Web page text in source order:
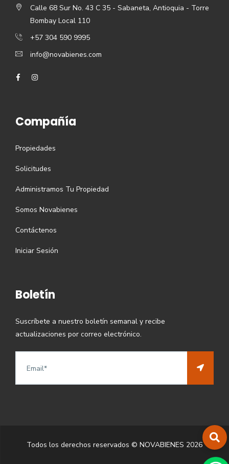
Calle 68 Sur No. 43 C 35 - Sabaneta, Antioquia - Torre
Bombay Local 110
+57 304 590 9995
info@novabienes.com
Compañía
Propiedades
Solicitudes
Administramos Tu Propiedad
Somos Novabienes
Contáctenos
Iniciar Sesión
Boletín
Suscríbete a nuestro boletín semanal y recibe
actualizaciones por correo electrónico.
Todos los derechos reservados © NOVABIENES 2026